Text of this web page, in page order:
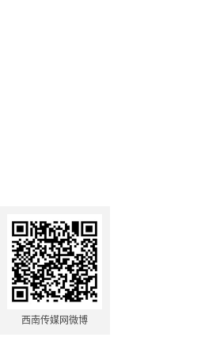
西南传媒网微博